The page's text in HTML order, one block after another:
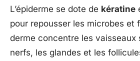
L’épiderme se dote de kératine
pour repousser les microbes et
derme concentre les vaisseaux
nerfs, les glandes et les